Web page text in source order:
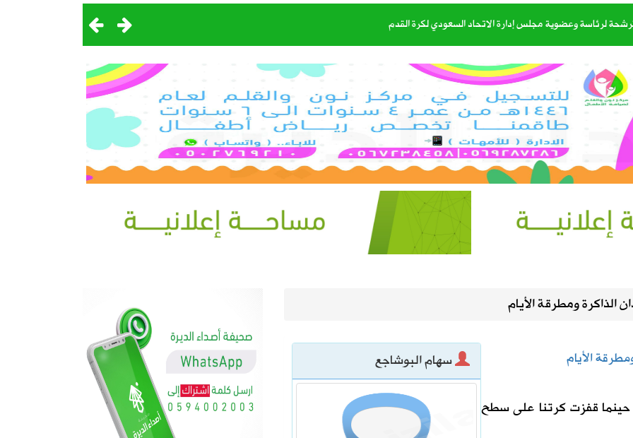
لرئاسة وعضوية مجلس إدارة الاتحاد السعودي لكرة القدم
وتوقف الملاحة تحسبًا لكارثة
لنقل البضائع بالدراجات الآلية
الأصلي وتنهي «مشاركة الأرباح» في سبتمبر
للدفاع المشترك
الذاكرة ومطرقة الأيام
سهام البوشاجع الأيام
قفزت كرتنا على سطح